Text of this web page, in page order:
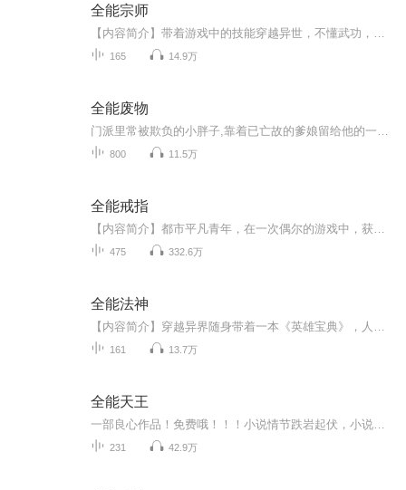
全能宗师
165 14.9万
全能废物
800 11.5万
全能戒指
475 332.6万
全能法神
161 13.7万
全能天王
231 42.9万